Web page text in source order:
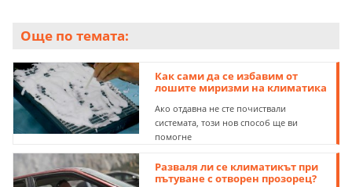
Още по темата:
Как сами да се избавим от
лошите миризми на климатика
Ако отдавна не сте почиствали
системата, този нов способ ще ви
помогне
Разваля ли се климатикът при
пътуване с отворен прозорец?